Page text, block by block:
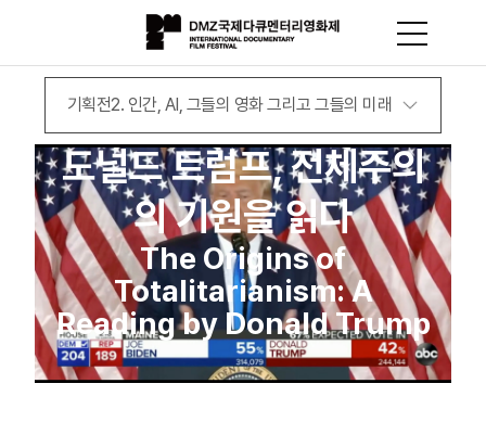
기획전2. 인간, AI, 그들의 영화 그리고 그들의 미래
도널드 트럼프, 전체주의
의 기원을 읽다
The Origins of
Totalitarianism: A
Reading by Donald Trump